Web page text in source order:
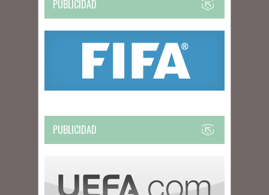
PUBLICIDAD
PUBLICIDAD